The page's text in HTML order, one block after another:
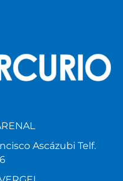
Ascázubi Telf.